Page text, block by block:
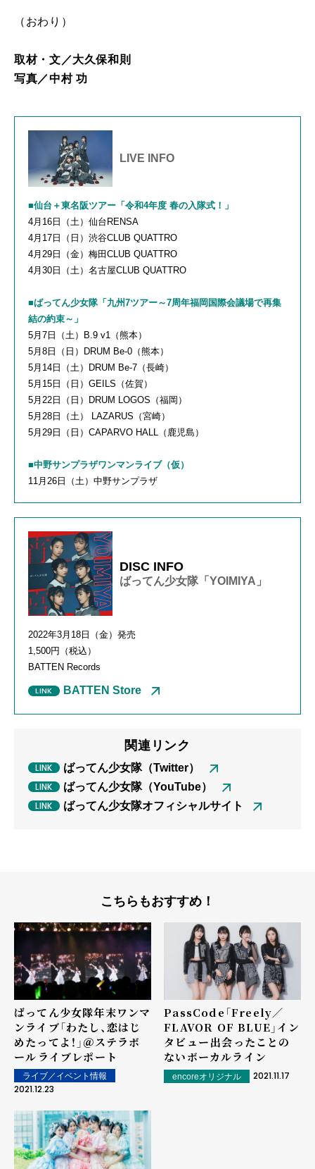
（おわり）
取材・文／大久保和則
写真／中村 功
LIVE INFO
■仙台＋東名阪ツアー「令和4年度 春の入隊式！」
4月16日（土）仙台RENSA
4月17日（日）渋谷CLUB QUATTRO
4月29日（金）梅田CLUB QUATTRO
4月30日（土）名古屋CLUB QUATTRO
■ばってん少女隊「九州7ツアー～7周年福岡国際会議場で再集
結の約束～」
5月7日（土）B.9 v1（熊本）
5月8日（日）DRUM Be-0（熊本）
5月14日（土）DRUM Be-7（長崎）
5月15日（日）GEILS（佐賀）
5月22日（日）DRUM LOGOS（福岡）
5月28日（土） LAZARUS（宮崎）
5月29日（日）CAPARVO HALL（鹿児島）
■中野サンプラザワンマンライブ（仮）
11月26日（土）中野サンプラザ
DISC INFO
ばってん少女隊「YOIMIYA」
2022年3月18日（金）発売
1,500円（税込）
BATTEN Records
BATTEN Store
関連リンク
ばってん少女隊（Twitter）
ばってん少女隊（YouTube）
ばってん少女隊オフィシャルサイト
こちらもおすすめ！
ばってん少女隊年末ワンマ
ンライブ「わたし、恋はじ
めたってよ！」＠ステラボ
ール――ライブレポート
ライブ／イベント情報
2021.12.23
PassCode「Freely／
FLAVOR OF BLUE」イン
タビュー――出会ったことの
ないボーカルライン
encoreオリジナル 2021.11.17